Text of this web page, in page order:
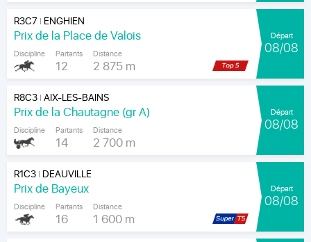
R3C7 | ENGHIEN
Prix de la Place de Valois
Discipline Partants
12
Distance
2 875 m
Départ
08/08
R8C3|AIX-LES-BAINS
Prix de la Chautagne (gr A)
Discipline Partants
14
Distance
2 700 m
Départ
08/08
R1C3| DEAUVILLE
Prix de Bayeux
Discipline Partants
16
Distance
1 600 m
Départ
08/08